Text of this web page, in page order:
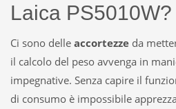
Laica PS5010W?
Ci sono delle accortezze da
il calcolo del peso avvenga in
impegnative. Senza capire il
di consumo è impossibile